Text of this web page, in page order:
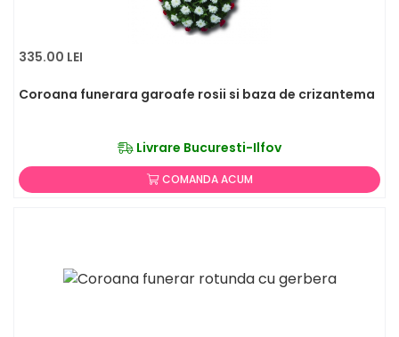
335.00 LEI
Coroana funerara garoafe rosii si baza de crizantema
Livrare Bucuresti-Ilfov
COMANDA ACUM